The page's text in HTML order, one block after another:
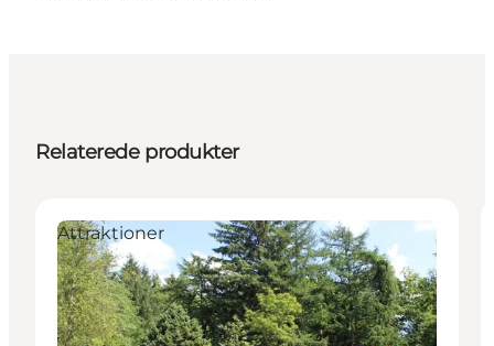
Relaterede produkter
Attraktioner